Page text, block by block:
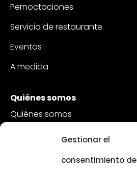
Gestionar el
consentimiento de
Pernoctaciones
Servicio de restaurante
Eventos
A medida
Quiénes somos
Quiénes somos